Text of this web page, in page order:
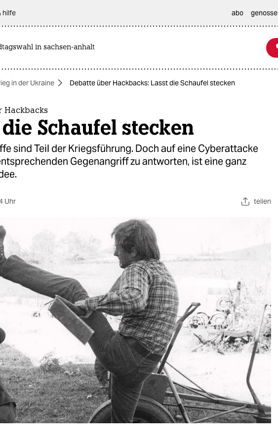
hilfe abo
in sachsen-anhalt
in der Ukraine Debatte über Hackbacks: Lasst die Schaufel stecken
Hackbacks
Schaufel stecken
sind Teil der Kriegsführung. Doch auf eine Cyberattacke
Gegenangriff zu antworten, ist eine ganz
Uhr teilen